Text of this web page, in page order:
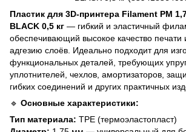
Пластик для 3D-принтера Filament PM
BLACK 0,5 кг — гибкий и эластичный
обеспечивающий высокое качество печати
адгезию слоёв. Идеально подходит для
функциональных деталей, требующих
уплотнителей, чехлов, амортизаторов,
гибких соединений и других практичных
🔹 Основные характеристики:
Тип материала: TPE (термоэластопласт)